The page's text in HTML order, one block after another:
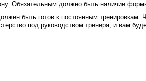
Обязательным должно быть наличие
быть готов к постоянным тренировкам.
под руководством тренера, и вам